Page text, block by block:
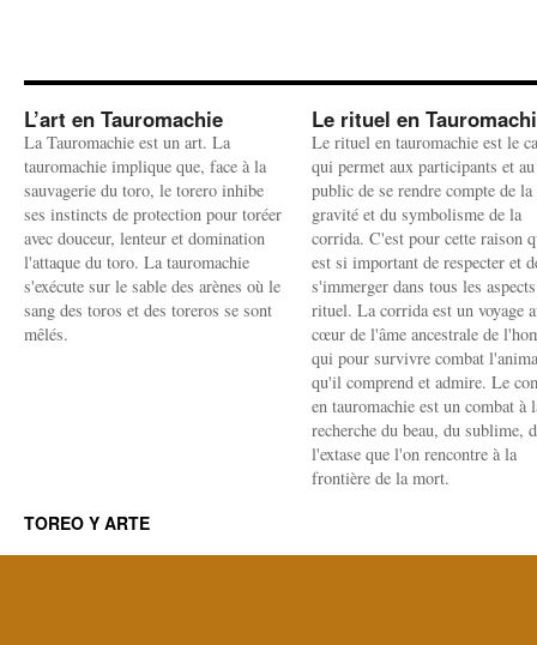
L’art en Tauromachie
La Tauromachie est un art. La
tauromachie implique que, face à la
sauvagerie du toro, le torero inhibe
ses instincts de protection pour toréer
avec douceur, lenteur et domination
l'attaque du toro. La tauromachie
s'exécute sur le sable des arènes où le
sang des toros et des toreros se sont
mêlés.
Le rituel en
Le rituel en tauromachie est le
qui permet aux participants et au
public de se rendre compte de la
gravité et du symbolisme de la
corrida. C'est pour cette raison
est si important de respecter et
s'immerger dans tous les
rituel. La corrida est un voyage
cœur de l'âme ancestrale de
qui pour survivre combat
qu'il comprend et admire. Le
en tauromachie est un combat à
recherche du beau, du sublime,
l'extase que l'on rencontre à la
frontière de la mort.
TOREO Y ARTE